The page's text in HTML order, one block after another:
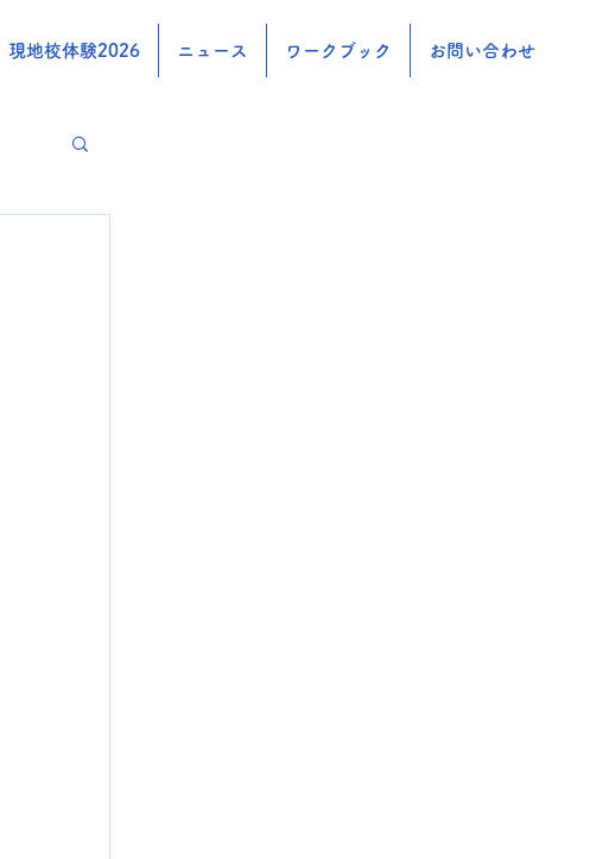
現地校体験2026 ニュース ワークブック お問い合わせ